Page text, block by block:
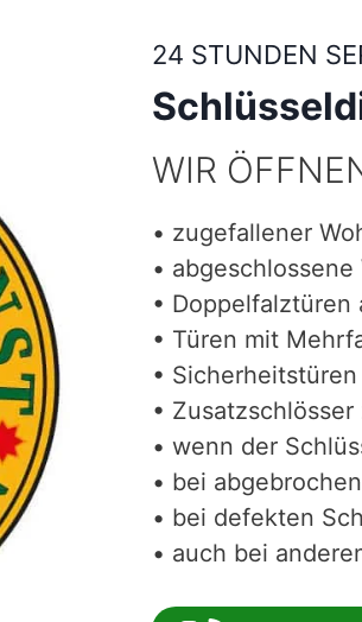
24 STUNDEN
WIR
• zugefallener
•
• Doppelfalztüren
• Türen mit
• Sicherheitstüren
•
• wenn der
• bei
• bei defekten
• auch bei